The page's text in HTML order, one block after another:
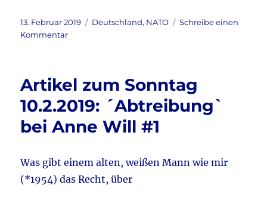
c
e
o
o
k
it
te
ai le
Veröffentlicht
am
13. Februar 2019 Kategorien
Deutschland, NATO
Schreibe einen
Kommentarzu
Artikel zum Sonntag
10.2.2019: ´Abtreibung`
bei Anne Will #1
Was gibt einem alten, weißen Mann wie mir
(*1954) das Recht, über